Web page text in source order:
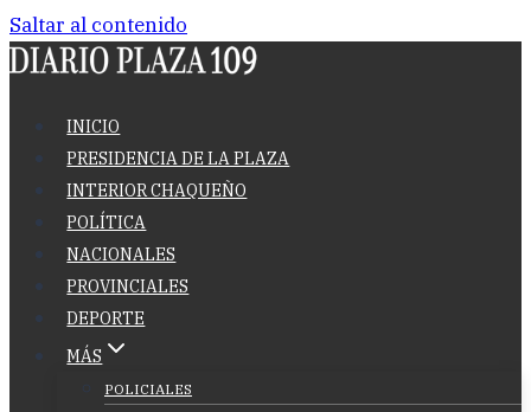
Saltar al contenido
INICIO
PRESIDENCIA DE LA PLAZA
INTERIOR CHAQUEÑO
POLÍTICA
NACIONALES
PROVINCIALES
DEPORTE
MÁS
POLICIALES